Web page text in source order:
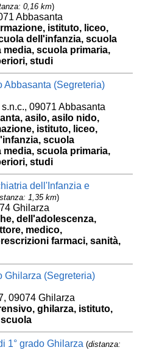
0,16 km)
Abbasanta
istituto, liceo,
dell'infanzia, scuola
media, scuola primaria,
studi
Abbasanta (Segreteria)
09071 Abbasanta
asilo, asilo nido,
istituto, liceo,
scuola
media, scuola primaria,
studi
dell'Infanzia e
1,35 km)
Ghilarza
dell'adolescenza,
medico,
farmaci, sanità,
Ghilarza (Segreteria)
09074 Ghilarza
ghilarza, istituto,
1° grado Ghilarza (distanza: